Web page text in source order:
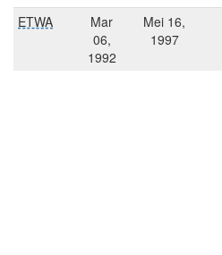
ETWA
Mar
06,
1992
Mei 16,
1997